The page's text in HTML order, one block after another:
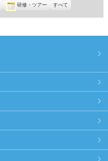
研修・ツアー すべて